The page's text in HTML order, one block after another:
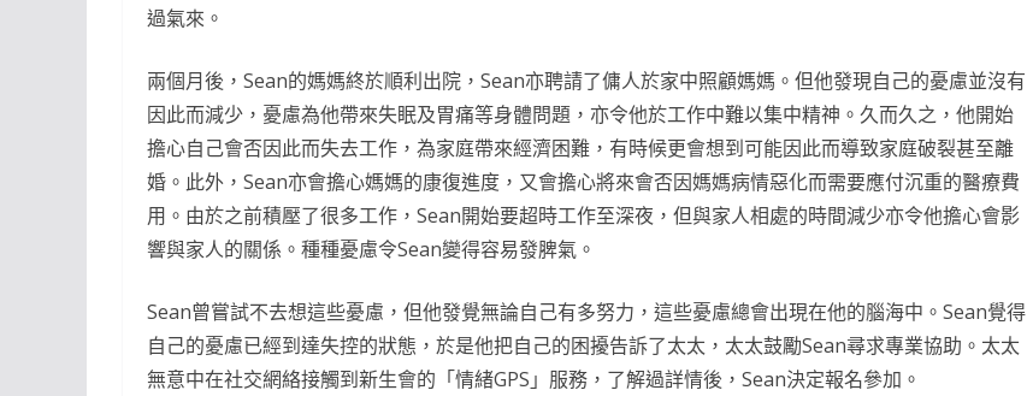
過氣來。
兩個月後，Sean的媽媽終於順利出院，Sean亦聘請了傭人於家中照顧媽媽。但他發現自己的憂慮並沒有
因此而減少，憂慮為他帶來失眠及胃痛等身體問題，亦令他於工作中難以集中精神。久而久之，他開始
擔心自己會否因此而失去工作，為家庭帶來經濟困難，有時候更會想到可能因此而導致家庭破裂甚至離
婚。此外，Sean亦會擔心媽媽的康復進度，又會擔心將來會否因媽媽病情惡化而需要應付沉重的醫療費
用。由於之前積壓了很多工作，Sean開始要超時工作至深夜，但與家人相處的時間減少亦令他擔心會影
響與家人的關係。種種憂慮令Sean變得容易發脾氣。
Sean曾嘗試不去想這些憂慮，但他發覺無論自己有多努力，這些憂慮總會出現在他的腦海中。Sean覺得
自己的憂慮已經到達失控的狀態，於是他把自己的困擾告訴了太太，太太鼓勵Sean尋求專業協助。太太
無意中在社交網絡接觸到新生會的「情緒GPS」服務，了解過詳情後，Sean決定報名參加。